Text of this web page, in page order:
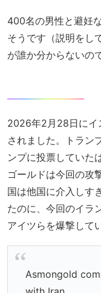
400名の男性と避妊
そうです（説明をし
が誰か分からないの
2026年2月28日にイ
されました。トラン
ンプに投票していた
ゴールドは今回の攻
国は他国に介入しす
たのに、今回のイラ
アイツらを爆撃して
Asmongold